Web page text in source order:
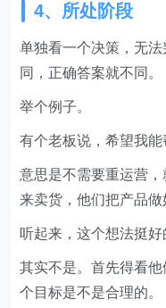
4、所处阶段
单独看一个决策，无
同，正确答案就不同。
举个例子。
有个老板说，希望我能
意思是不需要重运营
来卖货，他们把产品做
听起来，这个想法挺好
其实不是。首先得看
个目标是不是合理的。